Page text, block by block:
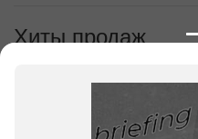
Хиты продаж
₽